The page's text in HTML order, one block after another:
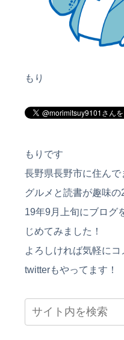
もり
もりです
長野県長野市に住んで
グルメと読書が趣味の
19年9月上旬にブログ
じめてみました！
よろしければ気軽に
twitterもやってます！